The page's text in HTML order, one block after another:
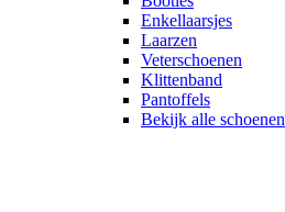
Enkellaarsjes
Laarzen
Veterschoenen
Klittenband
Pantoffels
Bekijk alle schoenen